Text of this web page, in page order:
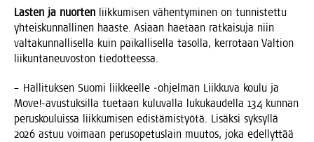
Las­ten ja nuor­ten liik­ku­mi­sen vähen­ty­mi­nen on tun­nis­tet­tu
yhteis­kun­nal­li­nen haas­te. Asi­aan hae­taan rat­kai­su­ja niin
val­ta­kun­nal­li­sel­la kuin pai­kal­li­sel­la tasol­la, ker­ro­taan Val­tion
lii­kun­ta­neu­vos­ton tiedotteessa.
– Hal­li­tuk­sen Suo­mi liik­keel­le ‑ohjel­man Liik­ku­va kou­lu ja
Move!-avustuksilla tue­taan kulu­val­la luku­kau­del­la 134 kun­nan
perus­kou­luis­sa liik­ku­mi­sen edis­tä­mis­työ­tä. Lisäk­si syk­syl­lä
2026 astuu voi­maan perus­o­pe­tus­lain muu­tos, joka edel­lyt­tää